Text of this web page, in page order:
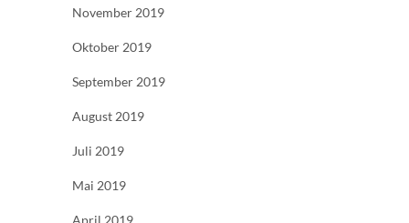
November 2019
Oktober 2019
September 2019
August 2019
Juli 2019
Mai 2019
April 2019